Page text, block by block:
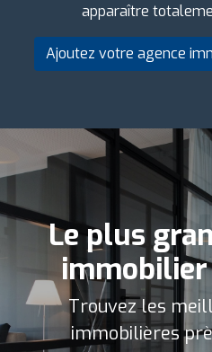
apparaître
Ajoutez votre agence
Le plus
immobilier
Trouvez les
immobilières